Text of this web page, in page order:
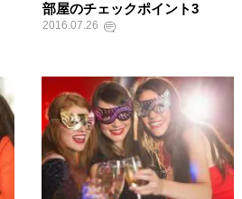
部屋のチェックポイント3
2016.07.26